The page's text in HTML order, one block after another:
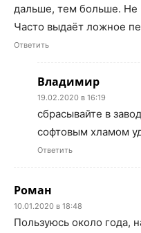
дальше, тем больше. Не
Часто выдаёт ложное
Ответить
Владимир
19.02.2020 в 16:19
сбрасывайте в
софтовым хламом
Ответить
Роман
10.01.2020 в 18:48
Пользуюсь около года,